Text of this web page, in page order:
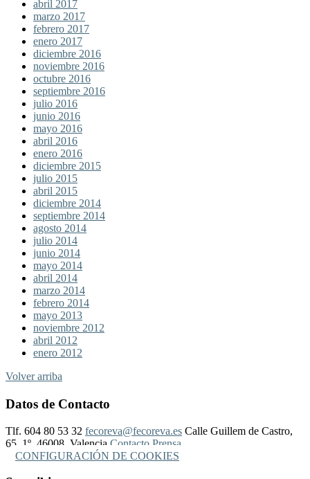
abril 2017
marzo 2017
febrero 2017
enero 2017
diciembre 2016
noviembre 2016
octubre 2016
septiembre 2016
julio 2016
junio 2016
mayo 2016
abril 2016
enero 2016
diciembre 2015
julio 2015
abril 2015
diciembre 2014
septiembre 2014
agosto 2014
julio 2014
junio 2014
mayo 2014
abril 2014
marzo 2014
febrero 2014
mayo 2013
noviembre 2012
abril 2012
enero 2012
Volver arriba
Datos de Contacto
Tlf. 604 80 53 32 fecoreva@fecoreva.es Calle Guillem de Castro,
65, 1º, 46008, Valencia Contacto Prensa
CONFIGURACIÓN DE COOKIES